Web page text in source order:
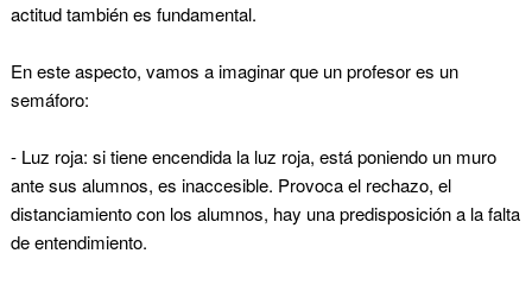
actitud también es fundamental.
En este aspecto, vamos a imaginar que un profesor es un
semáforo:
- Luz roja: si tiene encendida la luz roja, está poniendo un muro
ante sus alumnos, es inaccesible. Provoca el rechazo, el
distanciamiento con los alumnos, hay una predisposición a la falta
de entendimiento.